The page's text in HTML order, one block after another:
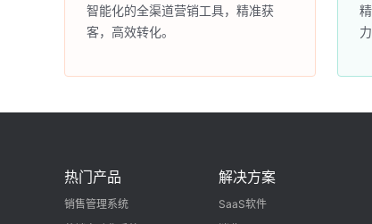
智能化的全渠道营销工具，精准获
客，高效转化。
热门产品
销售管理系统
解决方案
SaaS软件